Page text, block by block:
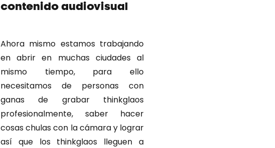
contenido audiovisual
Ahora mismo estamos trabajando
en abrir en muchas ciudades al
mismo tiempo, para ello
necesitamos de personas con
ganas de grabar thinkglaos
profesionalmente, saber hacer
cosas chulas con la cámara y lograr
así que los thinkglaos lleguen a